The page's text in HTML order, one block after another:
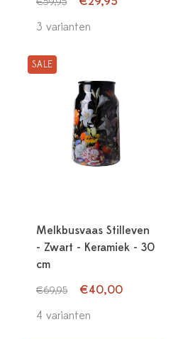
3 varianten
SALE
Melkbusvaas Stilleven
- Zwart - Keramiek - 30
cm
€69,95
€40,00
4 varianten